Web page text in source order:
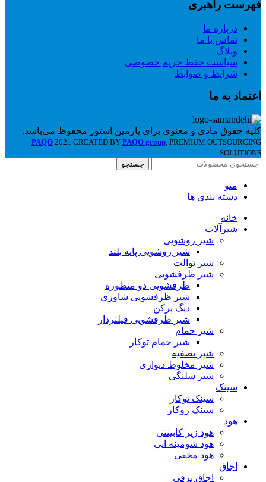
فهرست راهبری
درباره ما
تماس با ما
وبلاگ
سیاست حفظ حریم خصوصی
شرایط و ضوابط
اعتماد به ما
کلیه حقوق مادی و معنوی برای پارمین استور محفوظ می‌باشد.
PAQO 2021 CREATED BY PAQO group. PREMIUM OUTSOURCING
SOLUTIONS.
جستجو
منو
دسته بندی ها
خانه
شیرآلات
شیر روشویی
شیر روشویی پایه بلند
شیر توالت
شیر ظرفشویی
ظرفشویی دو منظوره
شیر ظرفشویی شاوری
دیگ پرکن
شیر ظرفشویی فیلتردار
شیر حمام
شیر حمام توکار
شیر تصفیه
شیر مخلوط دیواری
شیر شلنگی
سینک
سینک توکار
سینک روکار
هود
هود زیر كابینتی
هود شومینه ایی
هود مخفى
اجاق
اجاق برقى